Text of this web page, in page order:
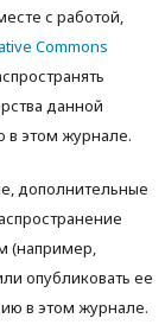
с работой,
Commons
данной
в этом журнале.
дополнительные
(например,
опубликовать ее
в этом журнале.